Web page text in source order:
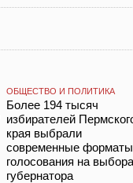
ОБЩЕСТВО И ПОЛИТИКА
Более 194 тысяч
избирателей
края выбрали
современные форматы
голосования на
губернатора